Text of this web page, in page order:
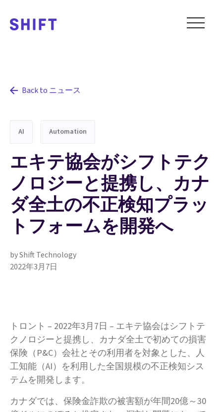
Back to ニュース
AI Automation
エキテ協会がシフトテク
ノロジーと提携し、カナ
ダ全土の不正検知プラッ
トフォームを開発へ
by Shift Technology
2022年3月7日
トロント – 2022年3月7日 – エキテ協会はシフトテ
クノロジーと提携し、カナダ全土で初めての損害
保険（P&C）会社とその利用者を対象とした、人
工知能（AI）を利用した全国規模の不正検知シス
テムを開発します。
カナダでは、保険金詐欺の被害額が年間20億～30